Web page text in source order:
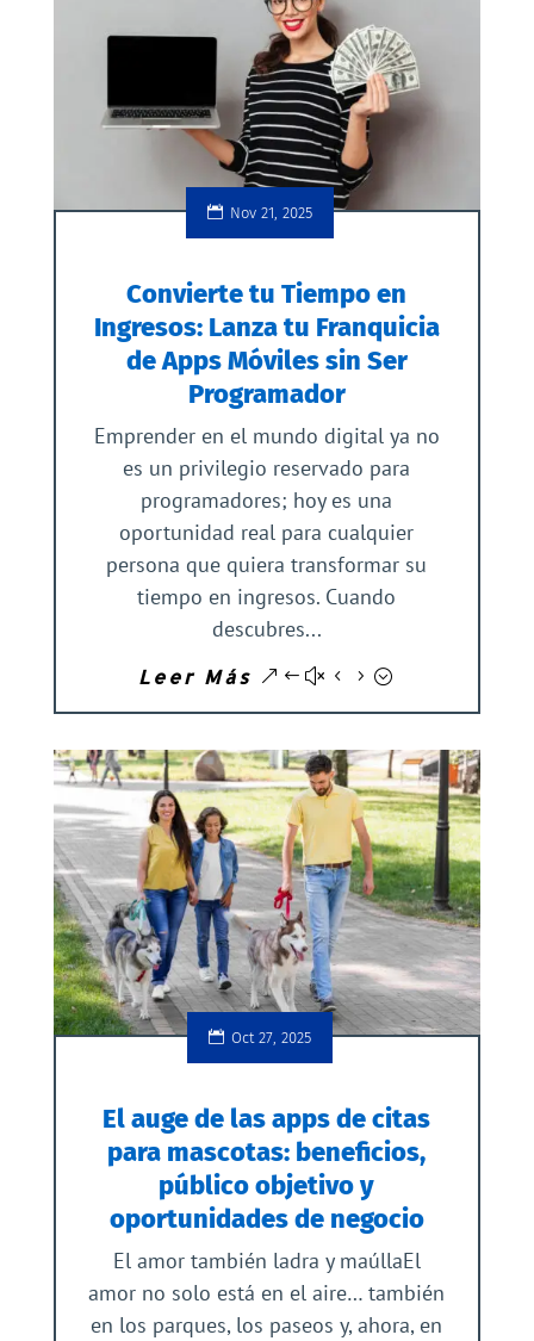
Nov 21, 2025
Convierte tu Tiempo en
Ingresos: Lanza tu Franquicia
de Apps Móviles sin Ser
Programador
Emprender en el mundo digital ya no
es un privilegio reservado para
programadores; hoy es una
oportunidad real para cualquier
persona que quiera transformar su
tiempo en ingresos. Cuando
descubres...
Leer Más
Oct 27, 2025
El auge de las apps de citas
para mascotas: beneficios,
público objetivo y
oportunidades de negocio
El amor también ladra y maúllaEl
amor no solo está en el aire… también
en los parques, los paseos y, ahora, en